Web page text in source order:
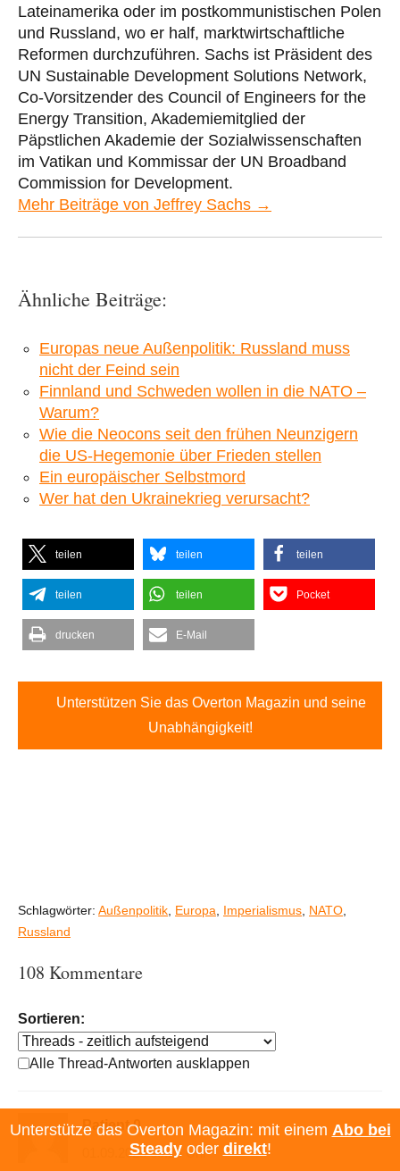
Lateinamerika oder im postkommunistischen Polen
und Russland, wo er half, marktwirtschaftliche
Reformen durchzuführen. Sachs ist Präsident des
UN Sustainable Development Solutions Network,
Co-Vorsitzender des Council of Engineers for the
Energy Transition, Akademiemitglied der
Päpstlichen Akademie der Sozialwissenschaften
im Vatikan und Kommissar der UN Broadband
Commission for Development.
Mehr Beiträge von Jeffrey Sachs →
Ähnliche Beiträge:
Europas neue Außenpolitik: Russland muss
nicht der Feind sein
Finnland und Schweden wollen in die NATO –
Warum?
Wie die Neocons seit den frühen Neunzigern
die US-Hegemonie über Frieden stellen
Ein europäischer Selbstmord
Wer hat den Ukrainekrieg verursacht?
teilen teilen teilen
teilen teilen Pocket
drucken E-Mail
Unterstützen Sie das Overton Magazin und seine
Unabhängigkeit!
Schlagwörter: Außenpolitik Europa Imperialismus NATO
Russland
108 Kommentare
Sortieren:
Alle Thread-Antworten ausklappen
Patient 0
01.09.2025 09:25 Uhr
Unterstütze das Overton Magazin: mit einem Abo bei
Steadyoder direkt!